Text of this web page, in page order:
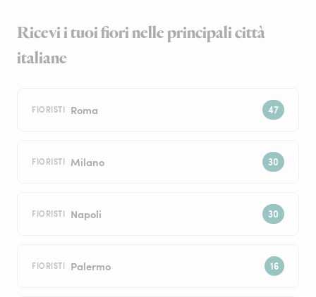
Ricevi i tuoi fiori nelle principali città
italiane
FIORISTI Roma
FIORISTI Milano
FIORISTI Napoli
FIORISTI Palermo